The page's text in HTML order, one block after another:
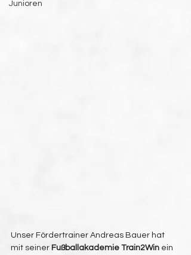
Junioren
Unser Fördertrainer Andreas Bauer hat
mit seiner Fußballakademie Train2Win ein